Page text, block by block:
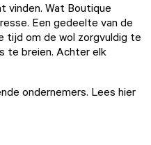
vinden. Wat Boutique
Een gedeelte van de
tijd om de wol zorgvuldig te
te breien. Achter elk
ondernemers. Lees hier